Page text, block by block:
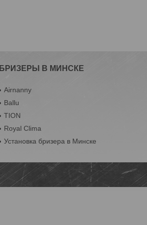
БРИЗЕРЫ В МИНСКЕ
Airnanny
Ballu
TION
Royal Clima
Установка бризера в Минске